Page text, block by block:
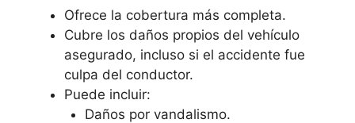
Ofrece la cobertura más completa.
Cubre los daños propios del vehículo
asegurado, incluso si el accidente fue
culpa del conductor.
Puede incluir:
Daños por vandalismo.